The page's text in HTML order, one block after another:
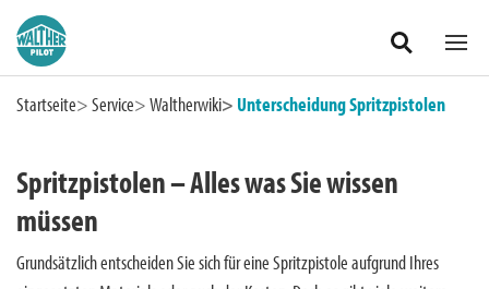
Zum Hauptinhalt springen
Startseite Service Waltherwiki Unterscheidung Spritzpistolen
Spritzpistolen – Alles was Sie wissen
müssen
Grundsätzlich entscheiden Sie sich für eine Spritzpistole aufgrund Ihres